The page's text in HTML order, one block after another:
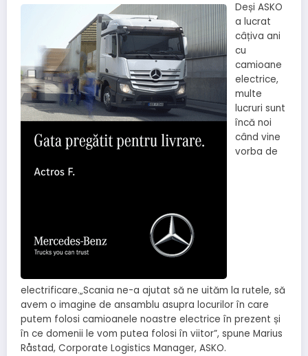
Deși ASKO
a lucrat
câțiva ani
cu
camioane
electrice,
multe
lucruri sunt
încă noi
când vine
vorba de
electrificare.„Scania ne-a ajutat să ne uităm la rutele, să
avem o imagine de ansamblu asupra locurilor în care
putem folosi camioanele noastre electrice în prezent și
în ce domenii le vom putea folosi în viitor”, spune Marius
Råstad, Corporate Logistics Manager, ASKO.